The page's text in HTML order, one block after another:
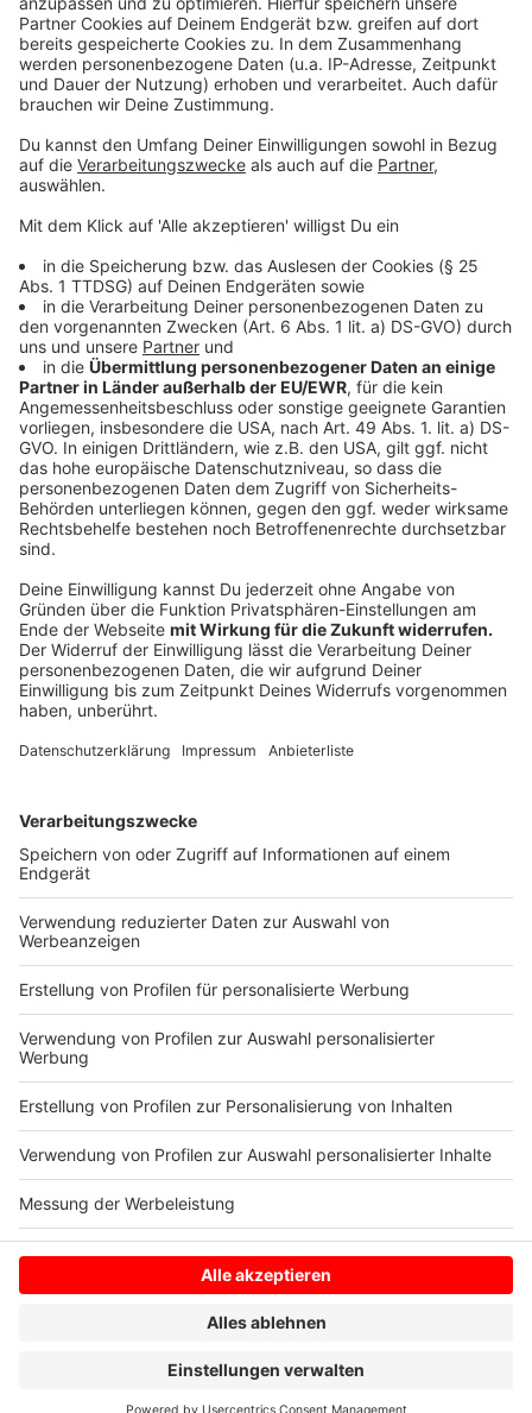
Anzeige
Winterkamp erläutert zum Hintergrund des Spar- und
Strategieprozesses, dass der Hauptgrund für die
Verschlechterung der Einnahme-Situation in den
kommenden Jahren der demografische Wandel sei:
"Der Mensch, der heute nicht geboren ist, wird auch
2050 keine Kirchensteuer zahlen", schreibt er. Der
Kaufkraftverlust werde nicht mehr durch höhere
Einnahmen ausgeglichen werden. Ein Ausgleich des
Defizites durch die Rücklagen sei kein sinnvoller Weg,
denn "wenn wir das planmäßig tun, sind sie in wenigen
Jahren aufgebraucht."
Anzeige
Hintergrund
Das Bistum Münster ist mit rund 1,9 Millionen
Katholiken (knapp 1,6 Millionen im nordrhein-
westfälischen Teil) die zweitgrößte Diözese in
nordrheinwestfälischen Teil von Erträgen von gut 687
Kirchensteuer, die 2020 bei rund 459 Millionen Euro
liegen dürfte. Insgesamt sind im Bischöflichen
Generalvikariat sowie in den Pfarreien und
rund 22.500 Mitarbeiterinnen und Mitarbeiter
beschäftigt.
Anzeige
Anzeige